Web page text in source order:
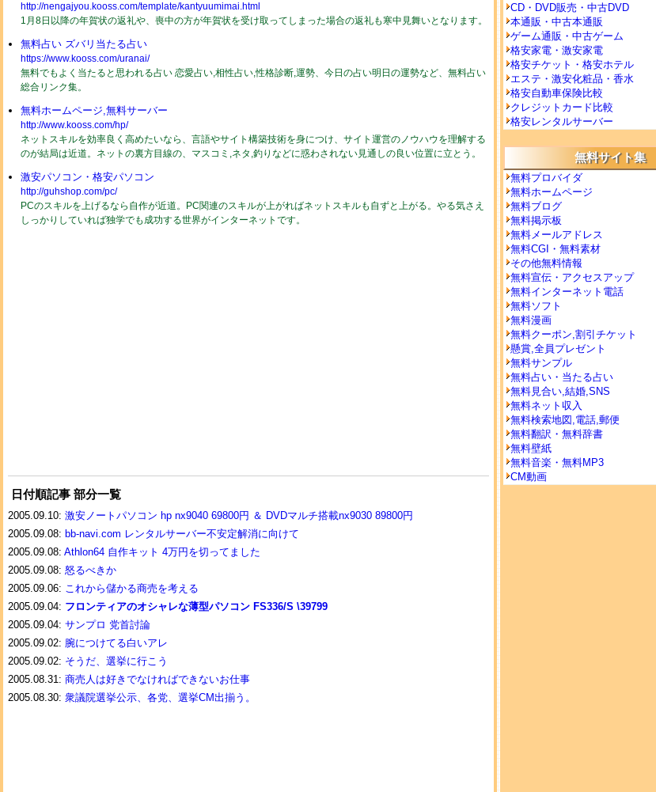
http://nengajyou.kooss.com/template/kantyuumimai.html
1月8日以降の年賀状の返礼や、喪中の方が年賀状を受け取ってしまった場合の返礼も寒中見舞いとなります。
無料占い ズバリ当たる占い
https://www.kooss.com/uranai/
無料でもよく当たると思われる占い 恋愛占い,相性占い,性格診断,運勢、今日の占い明日の運勢など、無料占い
総合リンク集。
無料ホームページ,無料サーバー
http://www.kooss.com/hp/
ネットスキルを効率良く高めたいなら、言語やサイト構築技術を身につけ、サイト運営のノウハウを理解する
のが結局は近道。ネットの裏方目線の、マスコミ,ネタ,釣りなどに惑わされない見通しの良い位置に立とう。
激安パソコン・格安パソコン
http://guhshop.com/pc/
PCのスキルを上げるなら自作が近道。PC関連のスキルが上がればネットスキルも自ずと上がる。やる気さえ
しっかりしていれば独学でも成功する世界がインターネットです。
日付順記事 部分一覧
2005.09.10: 激安ノートパソコン hp nx9040 69800円 ＆ DVDマルチ搭載nx9030 89800円
2005.09.08: bb-navi.com レンタルサーバー不安定解消に向けて
2005.09.08: Athlon64 自作キット 4万円を切ってました
2005.09.08: 怒るべきか
2005.09.06: これから儲かる商売を考える
2005.09.04: フロンティアのオシャレな薄型パソコン FS336/S \39799
2005.09.04: サンプロ 党首討論
2005.09.02: 腕につけてる白いアレ
2005.09.02: そうだ、選挙に行こう
2005.08.31: 商売人は好きでなければできないお仕事
2005.08.30: 衆議院選挙公示、各党、選挙CM出揃う。
CD・DVD販売・中古DVD
本通販・中古本通販
ゲーム通販・中古ゲーム
格安家電・激安家電
格安チケット・格安ホテル
エステ・激安化粧品・香水
格安自動車保険比較
クレジットカード比較
格安レンタルサーバー
無料サイト集
無料プロバイダ
無料ホームページ
無料ブログ
無料掲示板
無料メールアドレス
無料CGI・無料素材
その他無料情報
無料宣伝・アクセスアップ
無料インターネット電話
無料ソフト
無料漫画
無料クーポン,割引チケット
懸賞,全員プレゼント
無料サンプル
無料占い・当たる占い
無料見合い,結婚,SNS
無料ネット収入
無料検索地図,電話,郵便
無料翻訳・無料辞書
無料壁紙
無料音楽・無料MP3
CM動画